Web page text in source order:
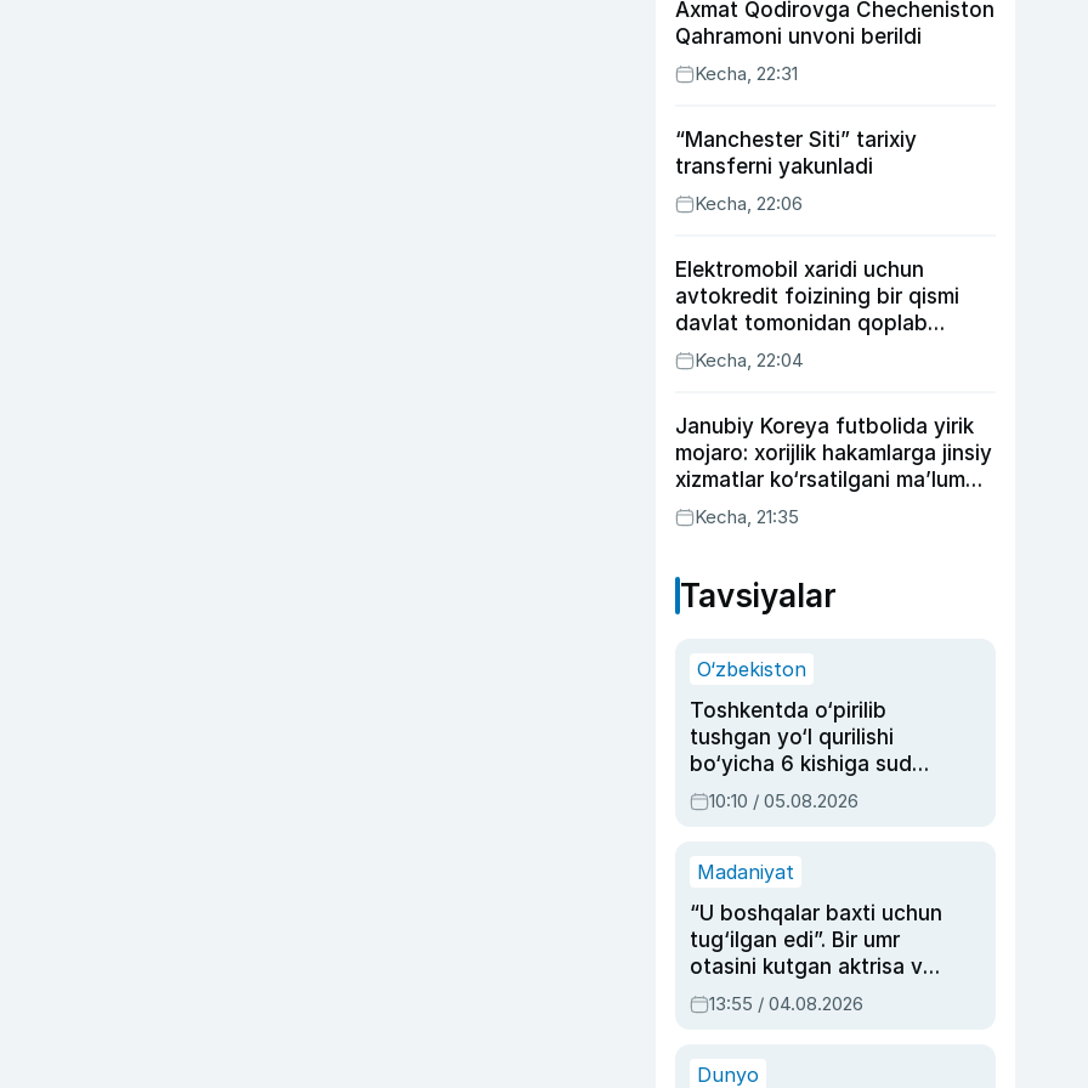
Axmat Qodirovga Checheniston
Qahramoni unvoni berildi
Kecha, 22:31
“Manchester Siti” tarixiy
transferni yakunladi
Kecha, 22:06
Elektromobil xaridi uchun
avtokredit foizining bir qismi
davlat tomonidan qoplab
berilishi mumkin
Kecha, 22:04
Janubiy Koreya futbolida yirik
mojaro: xorijlik hakamlarga jinsiy
xizmatlar ko‘rsatilgani ma’lum
qilindi
Kecha, 21:35
Tavsiyalar
O‘zbekiston
Toshkentda o‘pirilib
tushgan yo‘l qurilishi
bo‘yicha 6 kishiga sud
hukmi o‘qildi
10:10 / 05.08.2026
Madaniyat
“U boshqalar baxti uchun
tug‘ilgan edi”. Bir umr
otasini kutgan aktrisa va
dublyaj ustasi Rimma
Ahmedovaning
13:55 / 04.08.2026
Dunyo